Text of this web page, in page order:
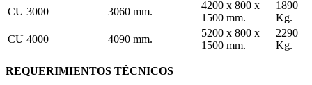
CU 3000
3060 mm.
4200 x 800 x
1500 mm.
1890
Kg.
CU 4000
4090 mm.
5200 x 800 x
1500 mm.
2290
Kg.
REQUERIMIENTOS TÉCNICOS